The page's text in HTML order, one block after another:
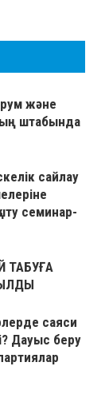
және
штабында
сайлау
семинар-
ТАБУҒА
саяси
Дауыс беру